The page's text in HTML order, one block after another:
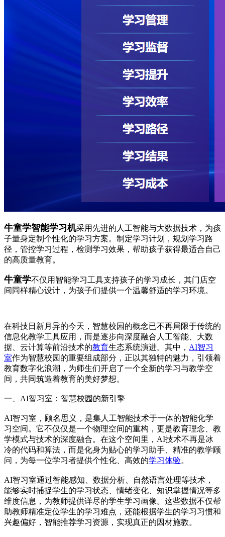
牛童学智能学习机采用先进的人工智能与大数据技术，为孩
子量身定制个性化的学习方案。制定学习计划，规划学习路
径，管控学习过程，检测学习效果，帮助孩子获得最适合自己
的高质量教育。
牛童学不仅用智能学习工具支持孩子的学习成长，其门店空
间同样精心设计，为孩子们提供一个温馨舒适的学习环境。
在科技日新月异的今天，智慧校园的概念已不再局限于传统的
信息化教学工具应用，而是逐步向深度融合人工智能、大数
据、云计算等前沿技术的教育生态系统演进。其中， AI智习
室作为智慧校园的重要组成部分，正以其独特的魅力，引领着
教育数字化浪潮，为师生们开启了一个全新的学习与教学空
间，共同筑造着教育的美好梦想。
一、AI智习室：智慧校园的新引擎
AI智习室，顾名思义，是集人工智能技术于一体的智能化学
习空间。它不仅仅是一个物理空间的重构，更是教育理念、教
学模式与技术的深度融合。在这个空间里，AI技术不再是冰
冷的代码和算法，而是化身为贴心的学习助手、精准的教学顾
问，为每一位学习者提供个性化、高效的学习体验。
AI智习室通过智能感知、数据分析、自然语言处理等技术，
能够实时捕捉学生的学习状态、情绪变化、知识掌握情况等多
维度信息，为教师提供详尽的学生学习画像。这些数据不仅帮
助教师精准定位学生的学习难点，还能根据学生的学习习惯和
兴趣偏好，智能推荐学习资源，实现真正的因材施教。